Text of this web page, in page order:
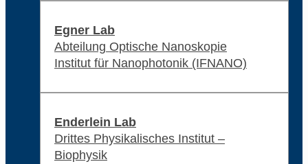
Egner Lab
Abteilung Optische Nanoskopie
Institut für Nanophotonik (IFNANO)
Enderlein Lab
Drittes Physikalisches Institut –
Biophysik